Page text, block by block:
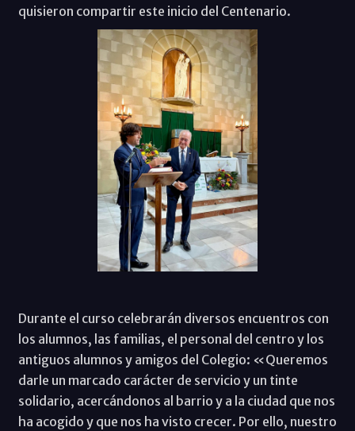
quisieron compartir este inicio del Centenario.
Durante el curso celebrarán diversos encuentros con
los alumnos, las familias, el personal del centro y los
antiguos alumnos y amigos del Colegio: «Queremos
darle un marcado carácter de servicio y un tinte
solidario, acercándonos al barrio y a la ciudad que nos
ha acogido y que nos ha visto crecer. Por ello, nuestro